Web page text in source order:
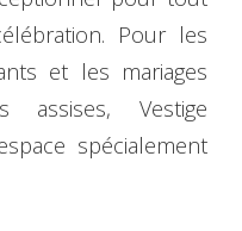
Pour les
et les mariages
assises, Vestige
spécialement